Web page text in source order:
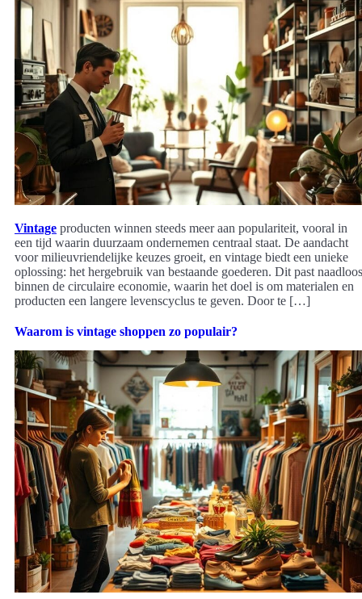
Vintage producten winnen steeds meer aan populariteit, vooral in
een tijd waarin duurzaam ondernemen centraal staat. De aandacht
voor milieuvriendelijke keuzes groeit, en vintage biedt een unieke
oplossing: het hergebruik van bestaande goederen. Dit past naadloos
binnen de circulaire economie, waarin het doel is om materialen en
producten een langere levenscyclus te geven. Door te […]
Waarom is vintage shoppen zo populair?